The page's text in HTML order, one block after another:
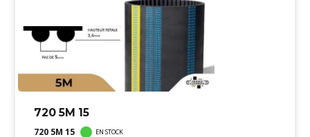
720 5M 15
720 5M 15 EN STOCK